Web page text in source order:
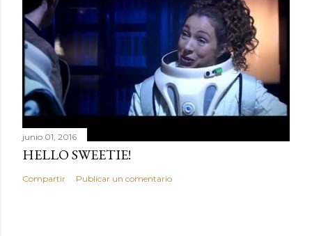
junio 01, 2016
HELLO SWEETIE!
Compartir Publicar un comentario